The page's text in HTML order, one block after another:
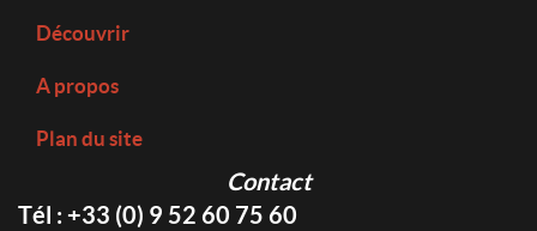
Découvrir
A propos
Plan du site
Contact
Tél : +33 (0) 9 52 60 75 60